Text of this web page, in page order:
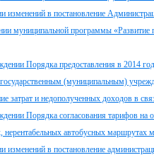
изменений в постановление
муниципальной программы «Развитие
Порядка предоставления в 2014
(муниципальным)
затрат и недополученных доходов в
Порядка согласования тарифов на
нерентабельных автобусных маршрутах
изменений в постановление